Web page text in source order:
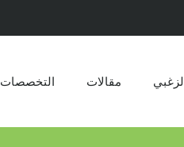
مقالات​ التخصصات